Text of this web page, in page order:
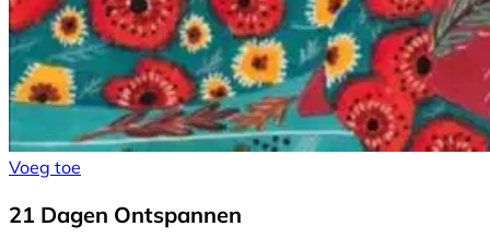
Voeg toe
21 Dagen Ontspannen